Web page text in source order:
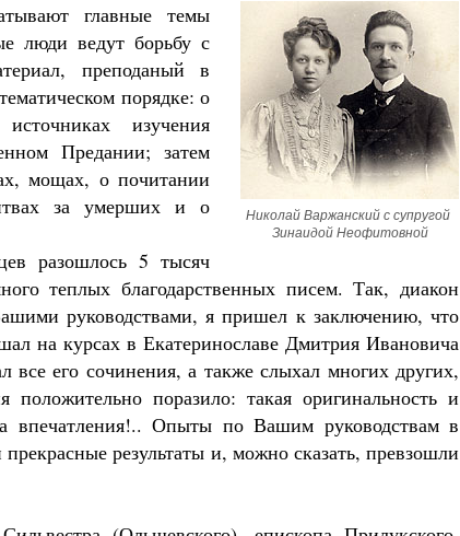
Николай Варжанский с супругой
Зинаидой Неофитовной
главные темы
люди ведут борьбу с
преподаный в
порядке: о
изучения
Предании; затем
мощах, о почитании
за умерших и о
разошлось 5 тысяч
теплых благодарственных писем. Так, диакон
руководствами, я пришел к заключению, что
на курсах в Екатеринославе Дмитрия Ивановича
все его сочинения, а также слыхал многих других,
поразило: такая оригинальность и
впечатления!.. Опыты по Вашим руководствам в
результаты и, можно сказать, превзошли